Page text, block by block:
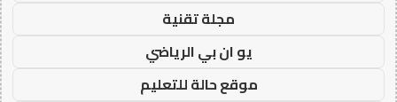
مجلة تقنية
يو ان بي الرياضي
موقع حالة للتعليم